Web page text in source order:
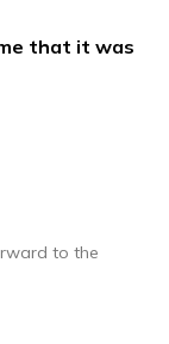
that it was
to the